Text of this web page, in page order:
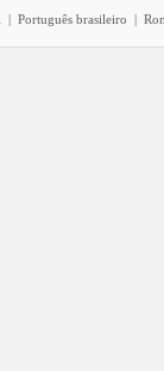
| Português brasileiro |